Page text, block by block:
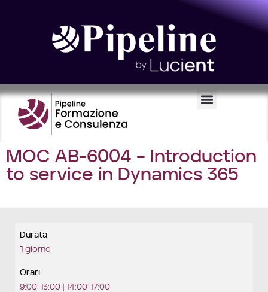
MOC AB-6004 – Introduction
to service in Dynamics 365
Durata
1 giorno
Orari
9:00-13:00 | 14:00-17:00